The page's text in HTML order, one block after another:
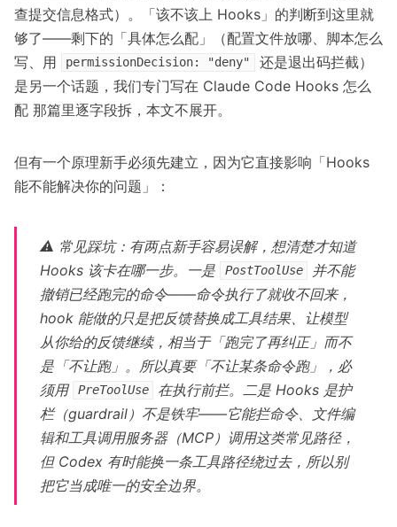
查提交信息格式）。「该不该上 Hooks」的判断到这里就
够了——剩下的「具体怎么配」（配置文件放哪、脚本怎么
写、用
permissionDecision: "deny"
还是退出码拦截）
是另一个话题，我们专门写在 Claude Code Hooks 怎么
配 那篇里逐字段拆，本文不展开。
但有一个原理新手必须先建立，因为它直接影响「Hooks
能不能解决你的问题」：
⚠️ 常见踩坑：有两点新手容易误解，想清楚才知道
Hooks 该卡在哪一步。一是
PostToolUse
并不能
撤销已经跑完的命令——命令执行了就收不回来，
hook 能做的只是把反馈替换成工具结果、让模型
从你给的反馈继续，相当于「跑完了再纠正」而不
是「不让跑」。所以真要「不让某条命令跑」，必
须用
PreToolUse
在执行前拦。二是 Hooks 是护
栏（guardrail）不是铁牢——它能拦命令、文件编
辑和工具调用服务器（MCP）调用这类常见路径，
但 Codex 有时能换一条工具路径绕过去，所以别
把它当成唯一的安全边界。